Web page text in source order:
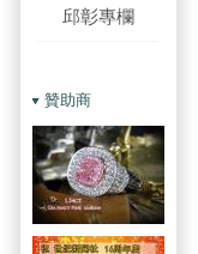
邱彰專欄
贊助商